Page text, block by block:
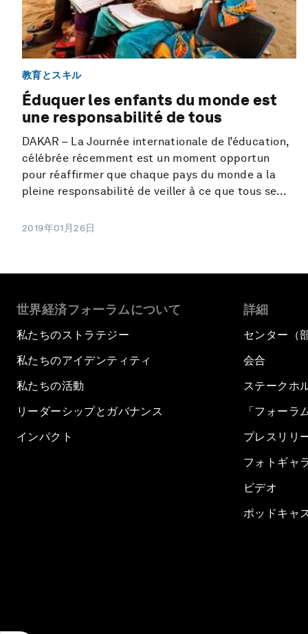
教育とスキル
Éduquer les enfants du monde est
une responsabilité de tous
DAKAR – La Journée internationale de l’éducation,
célébrée récemment est un moment opportun
pour réaffirmer que chaque pays du monde a la
pleine responsabilité de veiller à ce que tous se...
2019年01月26日
世界経済フォーラムについて
私たちのストラテジー
私たちのアイデンティティ
私たちの活動
リーダーシップとガバナンス
インパクト
詳細
センター（
会合
ステークホ
「フォーラ
プレスリリ
フォトギャ
ビデオ
ポッドキャ